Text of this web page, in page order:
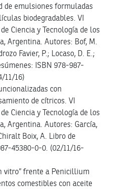
de emulsiones formuladas
biodegradables. VI
Ciencia y Tecnología de los
Argentina. Autores: Bof, M.
Favier, P.; Locaso, D. E.;
ISBN 978-987-
11/16)
con
de cítricos. VI
Ciencia y Tecnología de los
Argentina. Autores: García,
Boix, A. Libro de
45380-0-0. (02/11/16-
vitro” frente a Penicillium
comestibles con aceite